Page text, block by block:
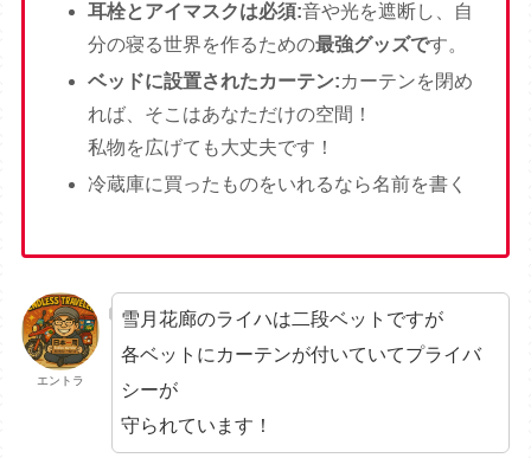
耳栓とアイマスクは必須:音や光を遮断し、自
分の寝る世界を作るための最強グッズです。
ベッドに設置されたカーテン:カーテンを閉め
れば、そこはあなただけの空間！
私物を広げても大丈夫です！
冷蔵庫に買ったものをいれるなら名前を書く
エントラ
雪月花廊のライハは二段ベットですが
各ベットにカーテンが付いていてプライバ
シーが
守られています！